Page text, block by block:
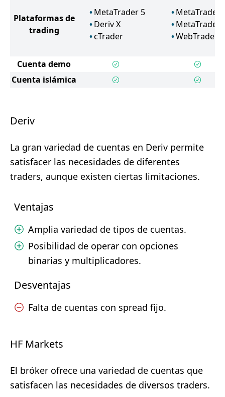
Plataformas de
trading
MetaTrader 5
Deriv X
cTrader
MetaTrader
MetaTrader
WebTrader
Cuenta demo
Cuenta islámica
Deriv
La gran variedad de cuentas en Deriv permite
satisfacer las necesidades de diferentes
traders, aunque existen ciertas limitaciones.
Ventajas
Amplia variedad de tipos de cuentas.
Posibilidad de operar con opciones
binarias y multiplicadores.
Desventajas
Falta de cuentas con spread fijo.
HF Markets
El bróker ofrece una variedad de cuentas que
satisfacen las necesidades de diversos traders.